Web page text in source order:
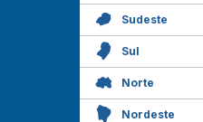
Sudeste
Sul
Norte
Nordeste